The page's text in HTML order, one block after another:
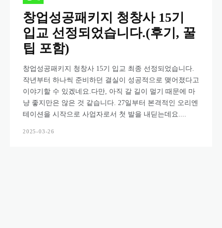
창업성공패키지 청창사 15기
입교 선정되었습니다.(후기, 꿀
팁 포함)
창업성공패키지 청창사 15기 입교 최종 선정되었습니다.
작년부터 하나씩 준비하던 결실이 성공적으로 맺어졌다고
이야기할 수 있겠네요.다만, 아직 갈 길이 멀기 때문에 마
냥 좋지만은 않은 것 같습니다. 27일부터 본격적인 오리엔
테이션을 시작으로 사업자로서 첫 발을 내딛는데요....
2025-03-26